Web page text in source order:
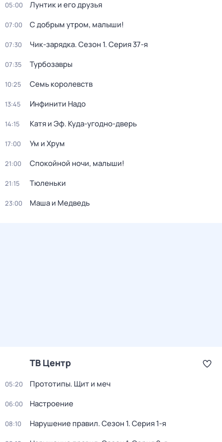
05:00 Лунтик и его друзья
07:00 С добрым утром, малыши!
07:30 Чик-зарядка. Сезон 1. Серия 37-я
07:35 Турбозавры
10:25 Семь королевств
13:45 Инфинити Надо
14:15 Катя и Эф. Куда-угодно-дверь
17:00 Ум и Хрум
21:00 Спокойной ночи, малыши!
21:15 Тюленьки
23:00 Маша и Медведь
ТВ Центр
05:20 Прототипы. Щит и меч
06:00 Настроение
08:10 Нарушение правил. Сезон 1. Серия 1-я